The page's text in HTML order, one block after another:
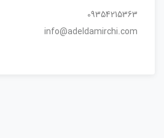
09354215363
info@adeldamirchi.com